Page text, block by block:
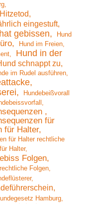
Hitzetod
eingestuft
gebissen
Hund
Hund im Freien
Hund in der
schnappt zu
im Rudel ausführen
Hundebeißvorall
für
für Halter
für Halter rechtliche
Halter
Folgen
Folgen
Hamburg